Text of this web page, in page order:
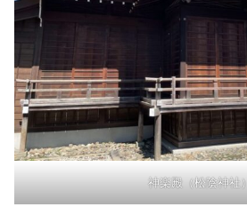
神楽殿（松陰神社）